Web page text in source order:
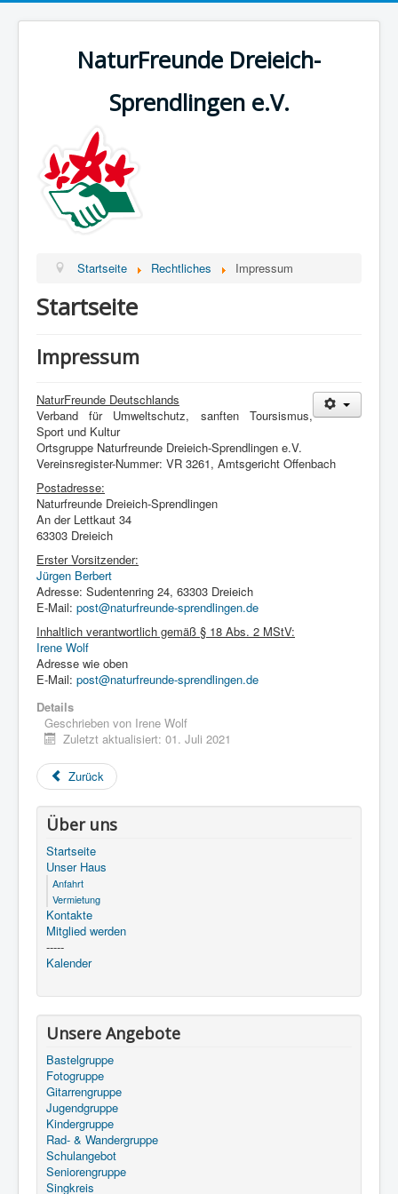
NaturFreunde Dreieich-
Sprendlingen e.V.
Startseite Rechtliches Impressum
Startseite
Impressum
NaturFreunde Deutschlands
Verband für Umweltschutz, sanften Toursismus,
Sport und Kultur
Ortsgruppe Naturfreunde Dreieich-Sprendlingen e.V.
Vereinsregister-Nummer: VR 3261, Amtsgericht Offenbach
Postadresse:
Naturfreunde Dreieich-Sprendlingen
An der Lettkaut 34
63303 Dreieich
Erster Vorsitzender:
Jürgen Berbert
Adresse: Sudentenring 24, 63303 Dreieich
E-Mail: post@naturfreunde-sprendlingen.de
Inhaltlich verantwortlich gemäß § 18 Abs. 2 MStV:
Irene Wolf
Adresse wie oben
E-Mail: post@naturfreunde-sprendlingen.de
Details
Geschrieben von Irene Wolf
Zuletzt aktualisiert: 01. Juli 2021
Zurück
Über uns
Startseite
Unser Haus
Anfahrt
Vermietung
Kontakte
Mitglied werden
-----
Kalender
Unsere Angebote
Bastelgruppe
Fotogruppe
Gitarrengruppe
Jugendgruppe
Kindergruppe
Rad- & Wandergruppe
Schulangebot
Seniorengruppe
Singkreis